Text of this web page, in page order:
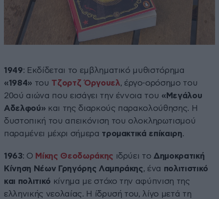
1949: Εκδίδεται το εμβληματικό μυθιστόρημα
«1984» του Τζορτζ Όργουελ, έργο-ορόσημο του
20ού αιώνα που εισάγει την έννοια του «Μεγάλου
Αδελφού» και της διαρκούς παρακολούθησης. Η
δυστοπική του απεικόνιση του ολοκληρωτισμού
παραμένει μέχρι σήμερα τρομακτικά επίκαιρη.
1963: Ο Μίκης Θεοδωράκης ιδρύει το Δημοκρατική
Κίνηση Νέων Γρηγόρης Λαμπράκης, ένα πολιτιστικό
και πολιτικό κίνημα με στόχο την αφύπνιση της
ελληνικής νεολαίας. Η ίδρυσή του, λίγο μετά τη